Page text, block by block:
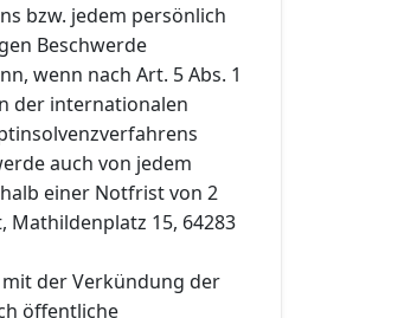
bzw. jedem persönlich
Beschwerde
wenn nach Art. 5 Abs. 1
der internationalen
auch von jedem
einer Notfrist von 2
15, 64283
der Verkündung der
öffentliche